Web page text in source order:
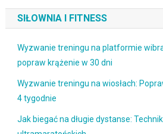
SIŁOWNIA I FITNESS
Wyzwanie treningu na platformie
popraw krążenie w 30 dni
Wyzwanie treningu na wiosłach:
4 tygodnie
Jak biegać na długie dystanse: